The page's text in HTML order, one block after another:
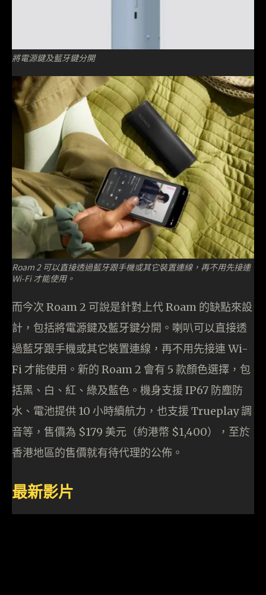
將電源鍵及藍牙鍵分開
Roam 2 可以直接透過藍牙跟手機或其它裝置連線，再不用先接連
Wi-Fi 才能使用。
而今次 Roam 2 可說是針對上代 Roam 的缺點來設
計，包括將電源鍵及藍牙鍵分開。喇叭可以直接透
過藍牙跟手機或其它裝置連線，再不用先接連 Wi-
Fi 才能使用。新的 Roam 2 會有 5 款顏色選擇，包
括黑、白、紅、綠及藍色。機身支援 IP67 防塵防
水、電池提供 10 小時續航力，也支援 Trueplay 調
音等，售價為 $179 美元（約港幣 $1,400），至於
香港地區的售價就有待代理的公佈。
最新影片